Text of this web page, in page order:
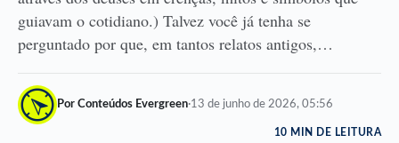
guiavam o cotidiano.) Talvez você já tenha se
perguntado por que, em tantos relatos antigos,…
Por Conteúdos Evergreen·13 de junho de 2026, 05:56
10 MIN DE LEITURA